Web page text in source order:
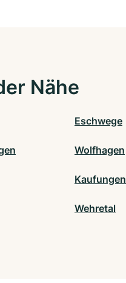
Nähe
Eschwege
Wolfhagen
Kaufungen
Wehretal